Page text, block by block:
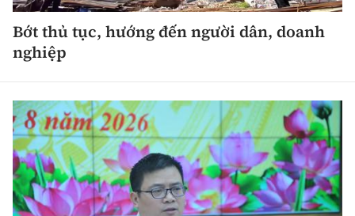
Bớt thủ tục, hướng đến người dân, doanh
nghiệp